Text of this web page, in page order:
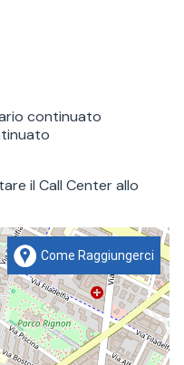
continuato
il Call Center allo
Come Raggiungerci